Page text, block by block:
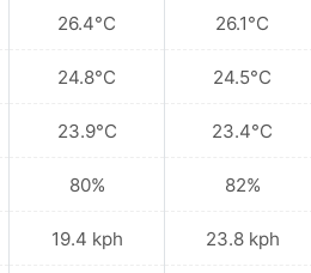
26.4°C
24.8°C
23.9°C
80%
19.4 kph
26.1°C
24.5°C
23.4°C
82%
23.8 kph